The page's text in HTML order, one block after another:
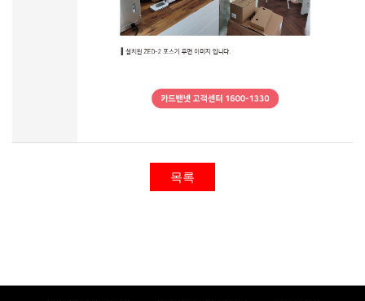
목록